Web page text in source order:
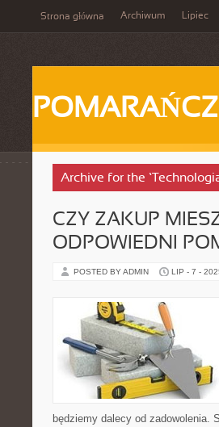
Strona główna Archiwum Lipiec
Archive for the
CZY ZAKUP
ODPOWIEDNI
POSTED BY ADMIN LIP - 7 -
będziemy dalecy od zadowolenia.